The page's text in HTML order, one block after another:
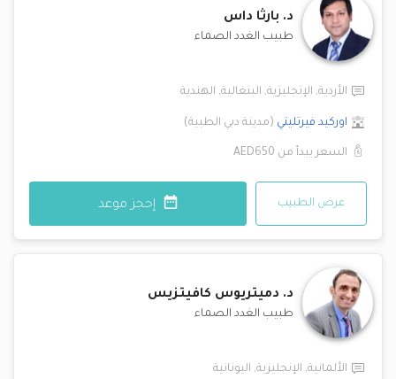
د. بارثا داس
طبيب الغدد الصماء
الأردية, الإنجليزية, البنغالية, الهندية
اوركيد فيرتليتي (مدينة دبي الطبية)
السعر يبدأ من AED650
عرض الطبيب إحجز موعد
د. دميتريوس كافيتزيس
طبيب الغدد الصماء
الألمانية, الإنجليزية, اليونانية